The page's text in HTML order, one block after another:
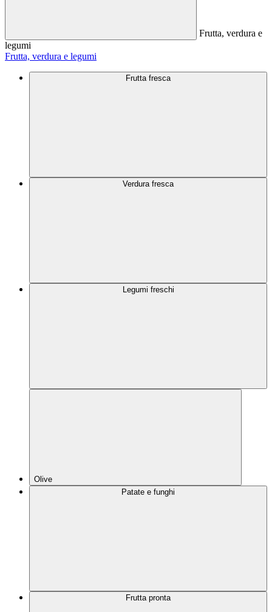
Frutta, verdura e
legumi
Frutta, verdura e legumi
Frutta fresca
Verdura fresca
Legumi freschi
Olive
Patate e funghi
Frutta pronta